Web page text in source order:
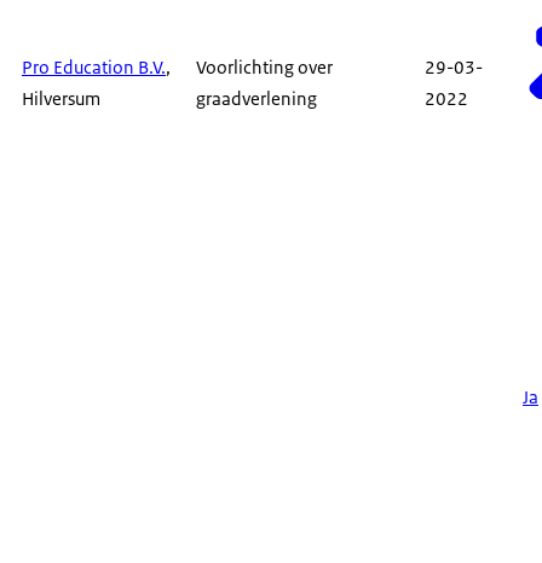
Pro Education B.V.,
Hilversum
Voorlichting over
graadverlening
29-03-
2022
Ja